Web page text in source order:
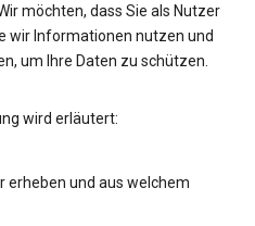
möchten, dass Sie als Nutzer
wir Informationen nutzen und
um Ihre Daten zu schützen.
wird erläutert:
erheben und aus welchem